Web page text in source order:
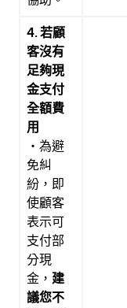
4. 若顧
客沒有
足夠現
金支付
全額費
用
・為避
免糾
紛，即
使顧客
表示可
支付部
分現
金， 建
議您不